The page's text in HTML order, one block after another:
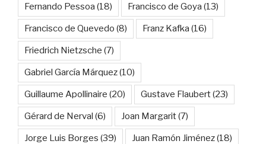
Fernando Pessoa (18) Francisco de Goya (13)
Francisco de Quevedo (8) Franz Kafka (16)
Friedrich Nietzsche (7)
Gabriel García Márquez(10)
Guillaume Apollinaire (20) Gustave Flaubert(23)
Gérard de Nerval (6) Joan Margarit(7)
Jorge Luis Borges (39) Juan Ramón Jiménez(18)